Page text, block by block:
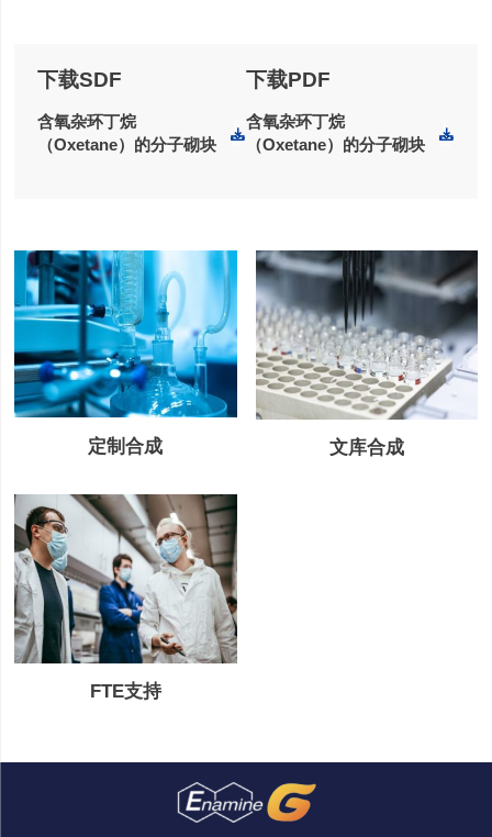
下载SDF
含氧杂环丁烷
（Oxetane）的分子砌块
下
载
下载PDF
含氧杂环丁烷
（Oxetane）的分子砌块
下
载
定制合成 文库合成
FTE支持